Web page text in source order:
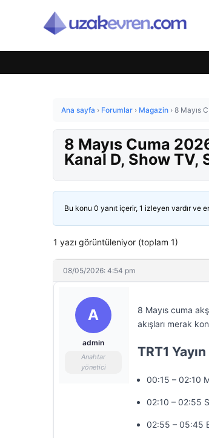
Ana sayfa › Forumlar › Magazin › 8 Mayıs
8 Mayıs Cuma
Kanal D, Show TV,
Bu konu 0 yanıt içerir, 1 izleyen vardır ve
1 yazı görüntüleniyor (toplam 1)
08/05/2026: 4:54 pm
A
admin
Anahtar
yönetici
8 Mayıs cuma
akışları merak
TRT1 Yayın
00:15 – 02:10
02:10 – 02:55
02:55 – 05:45